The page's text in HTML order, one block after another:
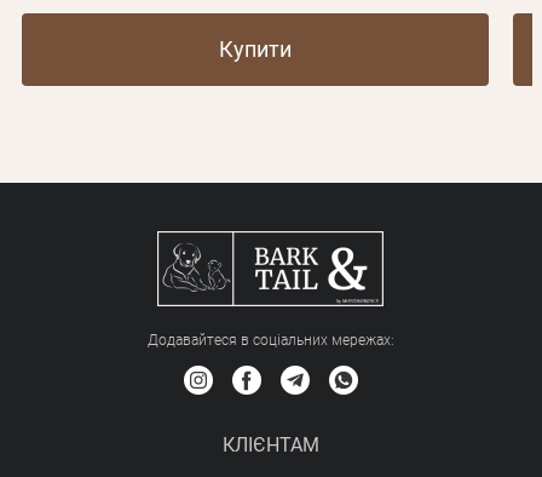
Купити
Додавайтеся в соціальних мережах:
КЛІЄНТАМ